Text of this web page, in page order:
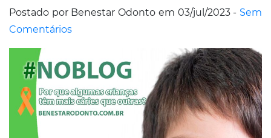
Depoimentos
de
Saúde
Fale
Postado por Benestar Odonto em 03/jul/2023 - Sem
Comentários